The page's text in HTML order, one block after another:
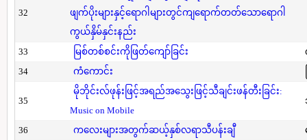
32
ဖျက်ပိုးများနှင့်ရောဂါများတွင်ကျရောက်တတ်သောရောဂါ
ကွယ်နှိမ်နှင်းနည်း
33
မြစ်တစ်စင်းကိုဖြတ်ကျော်ခြင်း
34
ကံကောင်း
35
မိုဘိုင်းလ်ဖုန်းဖြင့်အရည်အသွေးဖြင့်သီချင်းဖန်တီးခြင်း:
Music on Mobile
36 ကလေးများအတွက်ဆယ့်နှစ်လရာသီပန်းချီ